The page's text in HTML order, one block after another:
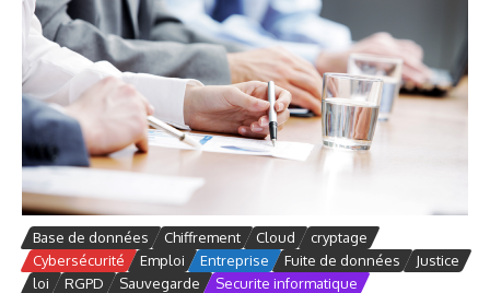
Base de données Chiffrement Cloud
cryptage
Cybersécurité
Emploi Entreprise Fuite de données
Justice
loi
RGPD Sauvegarde Securite informatique